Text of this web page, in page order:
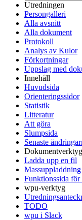
Utredningen
Persongalleri
Alla avsnitt
Alla dokument
Protokoll
Analys av Kulor
Förkortningar
Uppslag med
Innehåll
Huvudsida
Orienteringssidor
Statistik
Litteratur
Att göra
Slumpsida
Senaste
Dokumentverktyg
Ladda upp en fil
Massuppladdning
Funktionssida för
wpu-verktyg
TODO
wpu i Slack